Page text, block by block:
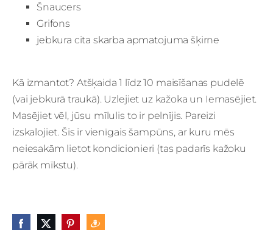
Šnaucers
Grifons
jebkura cita skarba apmatojuma šķirne
Kā izmantot? Atšķaida 1 līdz 10 maisīšanas pudelē
(vai jebkurā traukā). Uzlejiet uz kažoka un Iemasējiet.
Masējiet vēl, jūsu mīlulis to ir pelnījis. Pareizi
izskalojiet. Šis ir vienīgais šampūns, ar kuru mēs
neiesakām lietot kondicionieri (tas padarīs kažoku
pārāk mīkstu).